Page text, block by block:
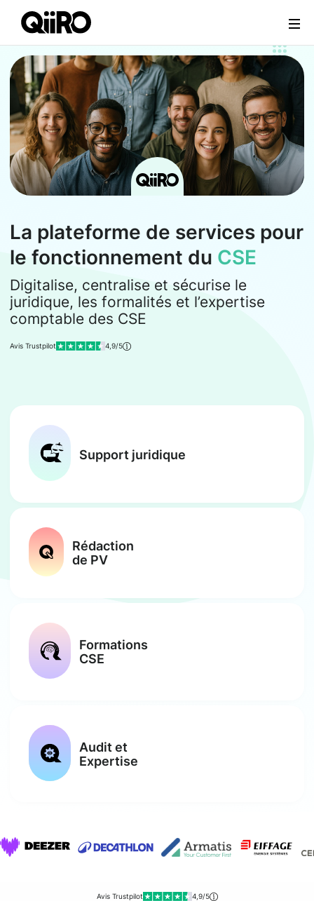
Webflow Homepage
La plateforme de services pour
le fonctionnement du CSE
Digitalise, centralise et sécurise le
juridique, les formalités et l’expertise
comptable des CSE
Avis Trustpilot 4,9/5
Support juridique
Rédaction
de PV
Formations
CSE
Audit et
Expertise
Avis Trustpilot 4,9/5